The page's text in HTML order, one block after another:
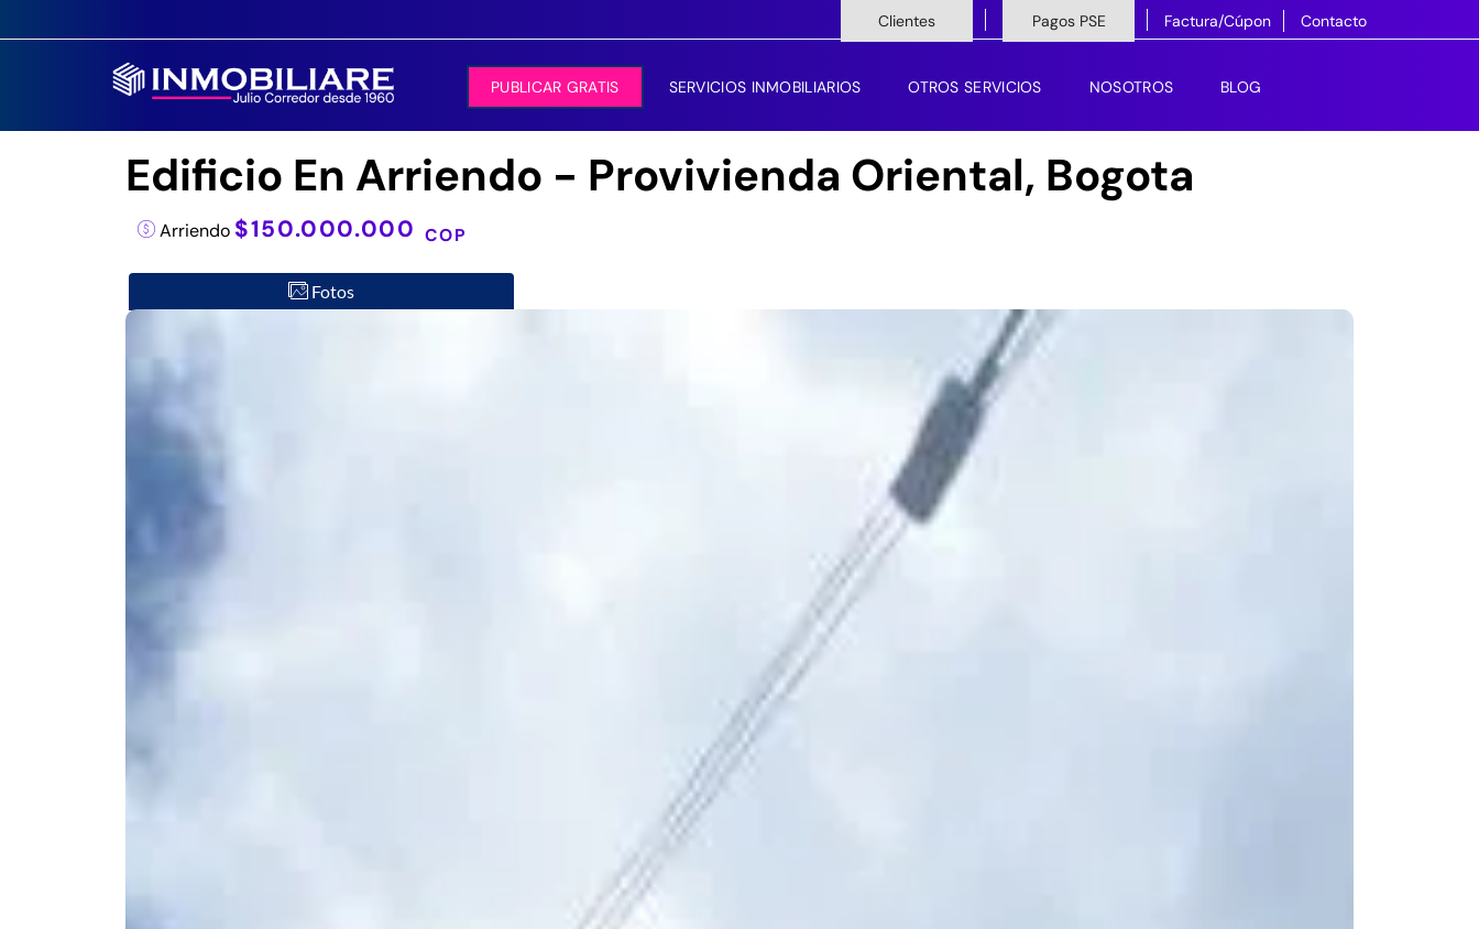
Clientes Pagos PSE Factura/Cúpon Contacto
PUBLICAR GRATIS SERVICIOS INMOBILIARIOS OTROS SERVICIOS NOSOTROS BLOG
Edificio En Arriendo - Provivienda Oriental, Bogota
Arriendo $150.000.000 COP
Fotos